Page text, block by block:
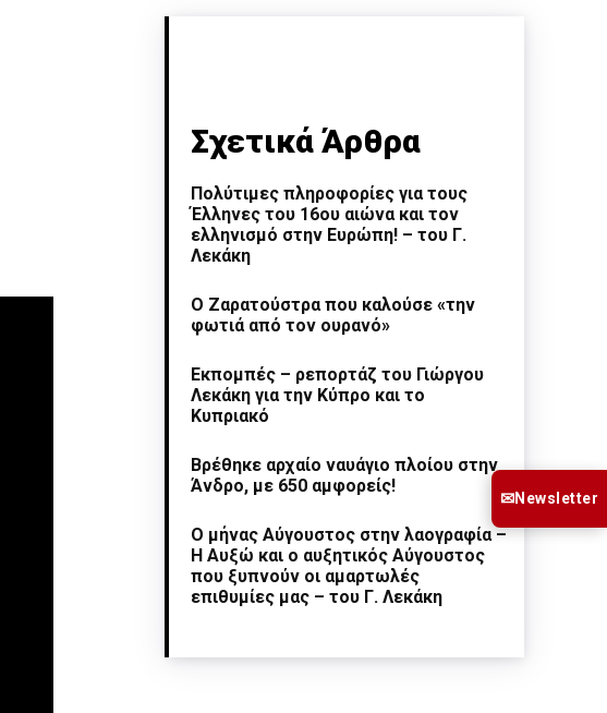
Σχετικά Άρθρα
Πολύτιμες πληροφορίες για τους
Έλληνες του 16ου αιώνα και τον
ελληνισμό στην Ευρώπη! – του Γ.
Λεκάκη
Ο Ζαρατούστρα που καλούσε «την
φωτιά από τον ουρανό»
Εκπομπές – ρεπορτάζ του Γιώργου
Λεκάκη για την Κύπρο και το
Κυπριακό
Βρέθηκε αρχαίο ναυάγιο πλοίου στην
Άνδρο, με 650 αμφορείς!
Ο μήνας Αύγουστος στην λαογραφία –
Η Αυξώ και ο αυξητικός Αύγουστος
που ξυπνούν οι αμαρτωλές
επιθυμίες μας – του Γ. Λεκάκη
✉Newsletter